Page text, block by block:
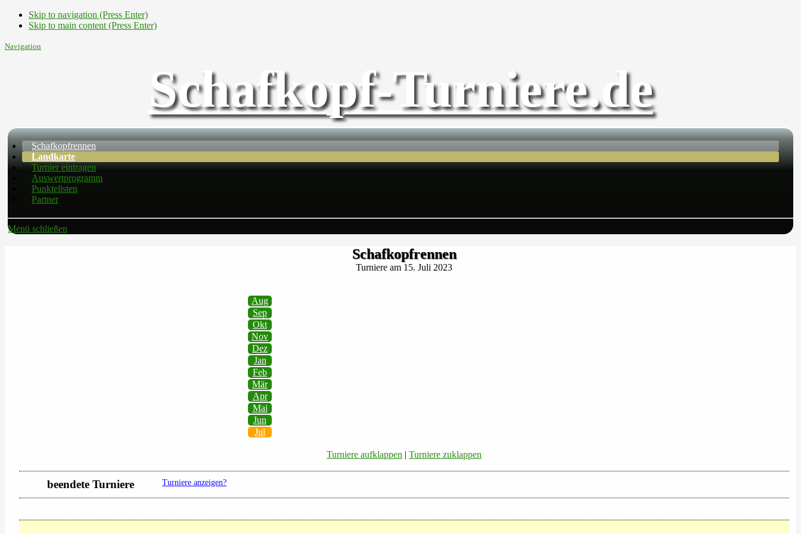
Skip to navigation (Press Enter)
Skip to main content (Press Enter)
Navigation
Schafkopf-Turniere.de
Schafkopfrennen
Landkarte
Turnier eintragen
Auswertprogramm
Punktelisten
Partner
Menü schließen
Schafkopfrennen
Turniere am 15. Juli 2023
Aug
Sep
Okt
Nov
Dez
Jan
Feb
Mär
Apr
Mai
Jun
Jul
Turniere aufklappen | Turniere zuklappen
beendete Turniere Turniere anzeigen?